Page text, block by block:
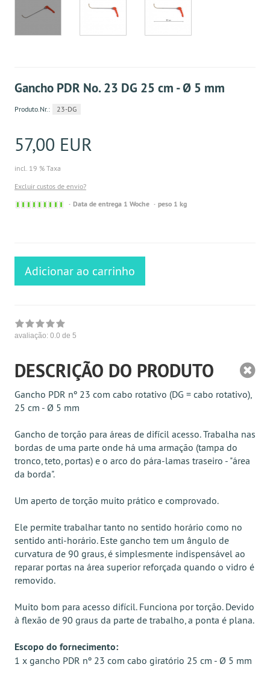
Gancho PDR No. 23 DG 25 cm - Ø 5 mm
Produto.Nr.: 23-DG
57,00 EUR
incl. 19 % Taxa
Excluir custos de envio?
Sofort
Data de entrega 1 Woche peso 1 kg
Adicionar ao carrinho
avaliação: 0.0 de 5
DESCRIÇÃO DO PRODUTO
Gancho PDR nº 23 com cabo rotativo (DG = cabo rotativo),
25 cm - Ø 5 mm
Gancho de torção para áreas de difícil acesso. Trabalha nas
bordas de uma parte onde há uma armação (tampa do
tronco, teto, portas) e o arco do pára-lamas traseiro - "área
da borda".
Um aperto de torção muito prático e comprovado.
Ele permite trabalhar tanto no sentido horário como no
sentido anti-horário. Este gancho tem um ângulo de
curvatura de 90 graus, é simplesmente indispensável ao
reparar portas na área superior reforçada quando o vidro é
removido.
Muito bom para acesso difícil. Funciona por torção. Devido
à flexão de 90 graus da parte de trabalho, a ponta é plana.
Escopo do fornecimento:
1 x gancho PDR nº 23 com cabo giratório 25 cm - Ø 5 mm